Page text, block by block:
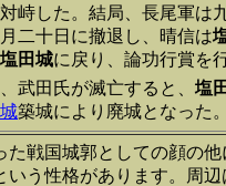
峙した。結局、長尾軍は
二十日に撤退し、晴信は
塩田城に戻り、論功行賞を
武田氏が滅亡すると、 塩
築城により廃城となった。
戦国城郭としての顔の
う性格があります。周